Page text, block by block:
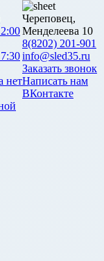
нет
Череповец,
Менделеева 10
8(8202) 201-901
info@sled35.ru
Заказать звонок
Написать нам
ВКонтакте